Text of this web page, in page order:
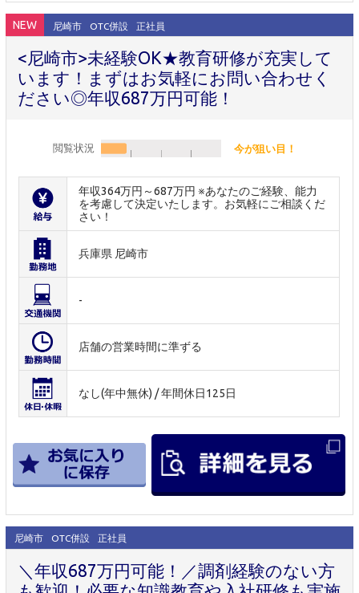
NEW 尼崎市 OTC併設 正社員
<尼崎市>未経験OK★教育研修が充実して
います！まずはお気軽にお問い合わせく
ださい◎年収687万円可能！
閲覧状況 今が狙い目！
年収364万円～687万円 ※あなたのご経験、能力
を考慮して決定いたします。お気軽にご相談くだ
さい！
兵庫県 尼崎市
-
店舗の営業時間に準ずる
なし(年中無休) / 年間休日125日
尼崎市 OTC併設 正社員
＼年収687万円可能！／調剤経験のない方